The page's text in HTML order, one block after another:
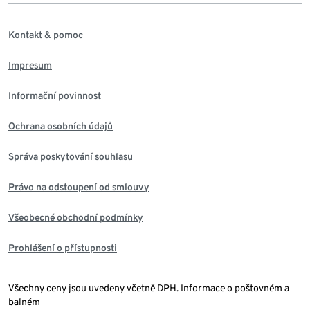
Kontakt & pomoc
Impresum
Informační povinnost
Ochrana osobních údajů
Správa poskytování souhlasu
Právo na odstoupení od smlouvy
Všeobecné obchodní podmínky
Prohlášení o přístupnosti
Všechny ceny jsou uvedeny včetně DPH. Informace o poštovném a
balném